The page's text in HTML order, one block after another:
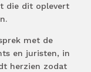
die dit oplevert
met de
en juristen, in
herzien zodat